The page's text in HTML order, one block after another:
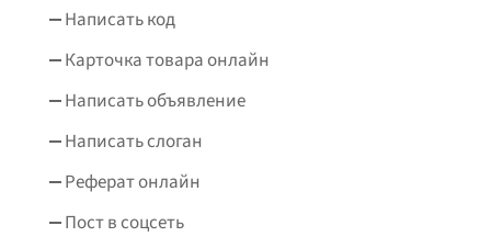
Написать код
Карточка товара онлайн
Написать объявление
Написать слоган
Реферат онлайн
Пост в соцсеть